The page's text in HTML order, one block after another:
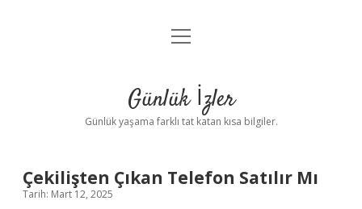
Anasayfa
Yasal Uyarı
menüyü
Günlük İzler
Günlük yaşama farklı tat katan kısa bilgiler.
Çekilişten Çıkan Telefon Satılır Mı
Tarih: Mart 12, 2025